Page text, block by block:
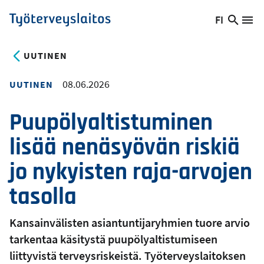
Hyppää
pääsisältöön
Työterveyslaitos
Vaihda
FI
Hae
UUTINEN
UUTINEN 08.06.2026
Puupölyaltistuminen
lisää nenäsyövän riskiä
jo nykyisten raja-arvojen
tasolla
Kansainvälisten asiantuntijaryhmien tuore arvio
tarkentaa käsitystä puupölyaltistumiseen
liittyvistä terveysriskeistä. Työterveyslaitoksen